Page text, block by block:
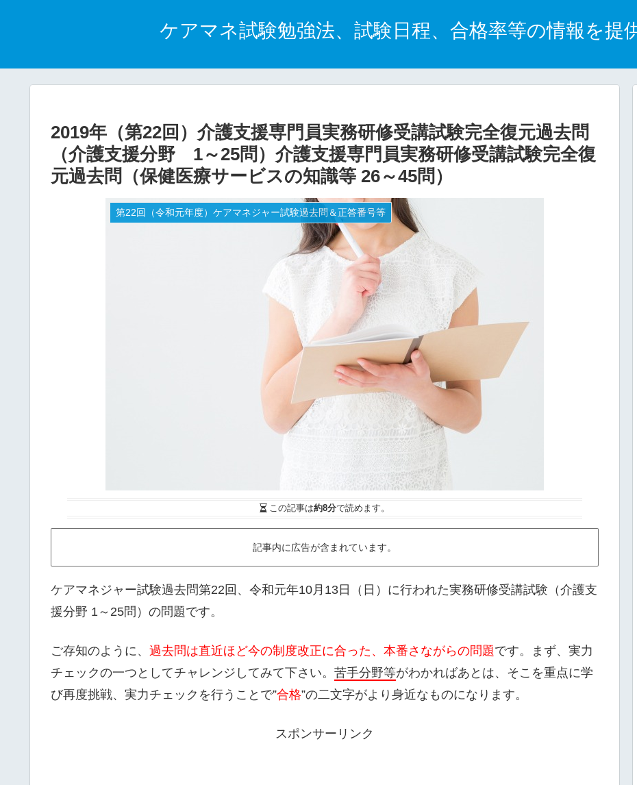
ケアマネ試験勉強法、試験日程、合格率等の情報を提
2019年（第22回）介護支援専門員実務研修受講試験完全復元過去問
（介護支援分野 1～25問）介護支援専門員実務研修受講試験完全復
元過去問（保健医療サービスの知識等 26～45問）
第22回（令和元年度）ケアマネジャー試験過去問＆正答番号等
この記事は約8分で読めます。
記事内に広告が含まれています。
ケアマネジャー試験過去問第22回、令和元年10月13日（日）に行われた実務研修受講試験（介護支
援分野 1～25問）の問題です。
ご存知のように、 過去問は直近ほど今の制度改正に合った、本番さながらの問題です。まず、実力
チェックの一つとしてチャレンジしてみて下さい。 苦手分野等がわかればあとは、そこを重点に学
び再度挑戦、実力チェックを行うことで”合格”の二文字がより身近なものになります。
スポンサーリンク